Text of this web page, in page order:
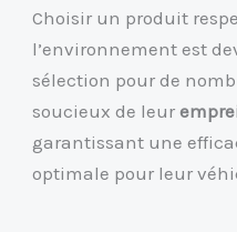
Choisir un produit
l’environnement est
sélection pour de
soucieux de leur
garantissant une
optimale pour leur